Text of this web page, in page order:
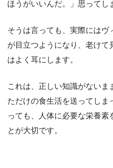
ほうがいいんだ。」思ってし
そうは言っても、実際にはヴ
が目立つようになり、老け
はよく耳にします。
これは、正しい知識がないま
ただけの食生活を送ってしま
っても、人体に必要な栄養素
とが大切です。